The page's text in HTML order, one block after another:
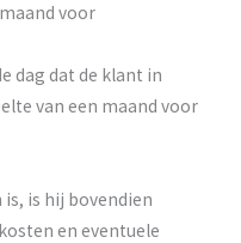
voor
dag dat de klant in
van een maand voor
is hij bovendien
en eventuele